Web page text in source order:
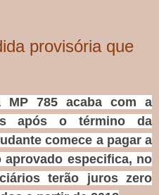
provisória que
MP 785 acaba com a
após o término da
comece a pagar a
especifica, no
terão juros zero